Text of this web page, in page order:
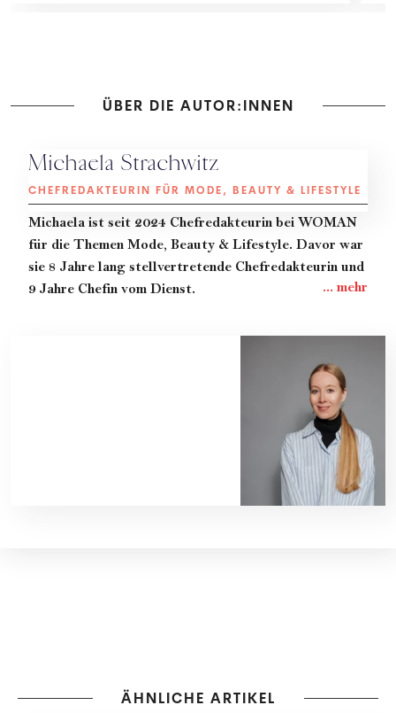
ÜBER DIE AUTOR:INNEN
Michaela Strachwitz
CHEFREDAKTEURIN FÜR MODE, BEAUTY & LIFESTYLE
Michaela ist seit 2024 Chefredakteurin bei WOMAN
für die Themen Mode, Beauty & Lifestyle. Davor war
sie 8 Jahre lang stellvertretende Chefredakteurin und
9 Jahre Chefin vom Dienst.
ÄHNLICHE ARTIKEL